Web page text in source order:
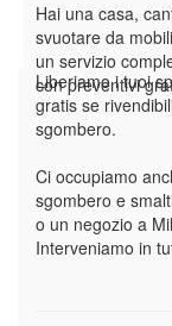
Hai una casa,
svuotare da
un servizio
con preventivi
Liberiamo i tuoi
gratis se
sgombero.
Ci occupiamo
sgombero e
o un negozio a
Interveniamo in